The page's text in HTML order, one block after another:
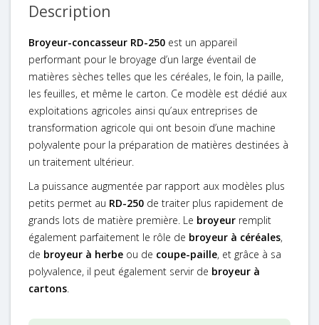
Description
Broyeur-concasseur RD-250 est un appareil
performant pour le broyage d’un large éventail de
matières sèches telles que les céréales, le foin, la paille,
les feuilles, et même le carton. Ce modèle est dédié aux
exploitations agricoles ainsi qu’aux entreprises de
transformation agricole qui ont besoin d’une machine
polyvalente pour la préparation de matières destinées à
un traitement ultérieur.
La puissance augmentée par rapport aux modèles plus
petits permet au RD-250 de traiter plus rapidement de
grands lots de matière première. Le broyeur remplit
également parfaitement le rôle de broyeur à céréales,
de broyeur à herbe ou de coupe-paille, et grâce à sa
polyvalence, il peut également servir de broyeur à
cartons